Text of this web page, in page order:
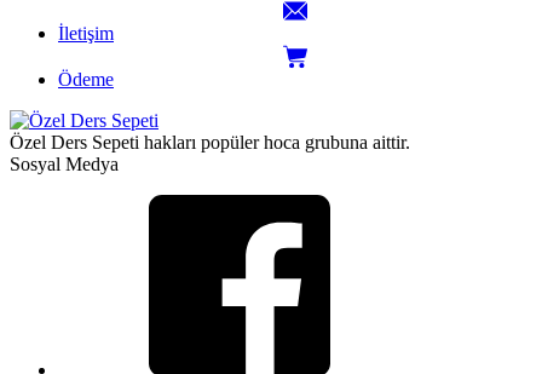
İletişim
Ödeme
Özel Ders Sepeti hakları popüler hoca grubuna aittir.
Sosyal Medya